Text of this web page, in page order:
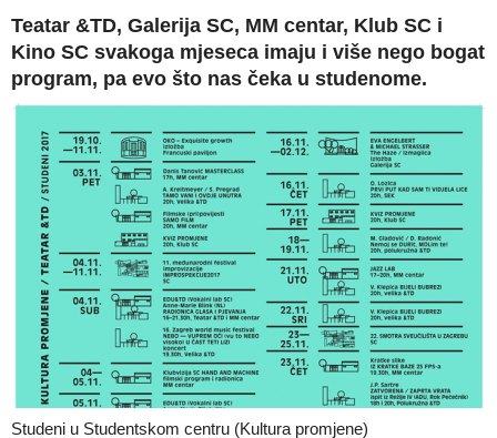
Teatar &TD, Galerija SC, MM centar, Klub SC i
Kino SC svakoga mjeseca imaju i više nego bogat
program, pa evo što nas čeka u studenome.
Studeni u Studentskom centru (Kultura promjene)